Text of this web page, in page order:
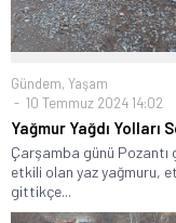
Gündem, Yaşam
10 Temmuz 2024 14:02
Yağmur Yağdı Yolları
Çarşamba günü Pozantı
etkili olan yaz yağmuru,
gittikçe...